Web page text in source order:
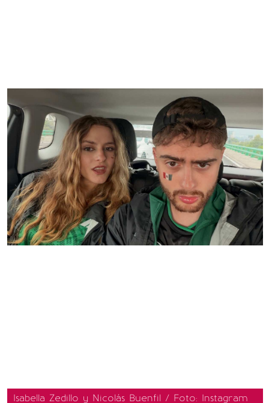
Isabella Zedillo y Nicolás Buenfil / Foto: Instagram